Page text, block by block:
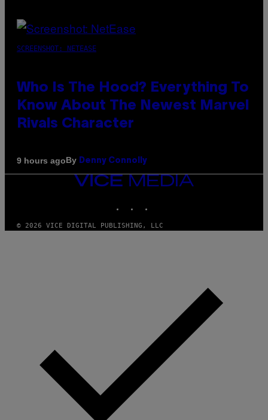
SCREENSHOT: NETEASE
Who Is The Hood? Everything To
Know About The Newest Marvel
Rivals Character
9 hours agoBy Denny Connolly
VICE
© 2026 VICE DIGITAL PUBLISHING, LLC